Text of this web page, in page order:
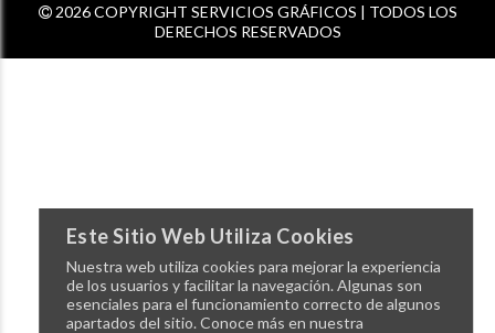
Este Sitio Web Utiliza Cookies
Nuestra web utiliza cookies para mejorar la experiencia
de los usuarios y facilitar la navegación. Algunas son
esenciales para el funcionamiento correcto de algunos
apartados del sitio. Conoce más en nuestra
2026 COPYRIGHT SERVICIOS GRÁFICOS | TODOS LOS
DERECHOS RESERVADOS